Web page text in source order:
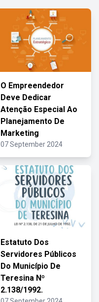
O Empreendedor
Deve Dedicar
Atenção Especial Ao
Planejamento De
Marketing
07 September 2024
Estatuto Dos
Servidores Públicos
Do Município De
Teresina Nº
2.138/1992.